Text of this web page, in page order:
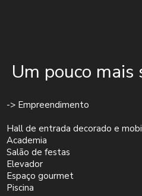
Um pouco
-> Empreendimento
Hall de entrada decorado e
Academia
Salão de festas
Elevador
Espaço gourmet
Piscina